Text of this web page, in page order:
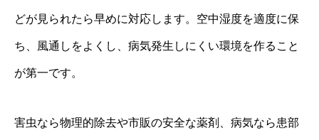
どが見られたら早めに対応します。空中湿度を適度に保
ち、風通しをよくし、病気発生しにくい環境を作ること
が第一です。
害虫なら物理的除去や市販の安全な薬剤、病気なら患部